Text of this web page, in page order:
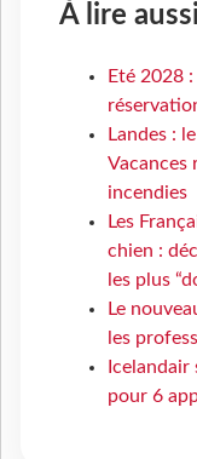
À lire aussi
Eté 2028
Landes :
Vacances
incendies
Les
chien :
les plus
Le
les
pour 6